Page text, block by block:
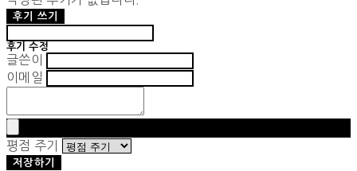
후기 쓰기
후기 수정
글쓴이
이메일
평점 주기
저장하기